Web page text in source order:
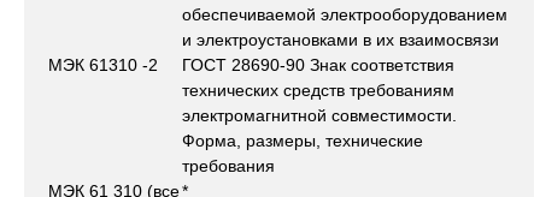
обеспечиваемой электрооборудованием
и электроустановками в их взаимосвязи
МЭК 61310 -2
ГОСТ 28690-90 Знак соответствия
технических средств требованиям
электромагнитной совместимости.
Форма, размеры, технические
требования
МЭК 61 310 (все*